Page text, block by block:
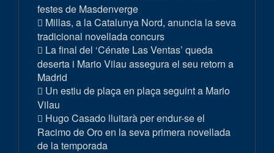
festes de Masdenverge
Millas, a la Catalunya Nord, anuncia la seva
tradicional novellada concurs
La final del ‘Cénate Las Ventas’ queda
deserta i Mario Vilau assegura el seu retorn a
Madrid
Un estiu de plaça en plaça seguint a Mario
Vilau
Hugo Casado lluitarà per endur-se el
Racimo de Oro en la seva primera novellada
de la temporada